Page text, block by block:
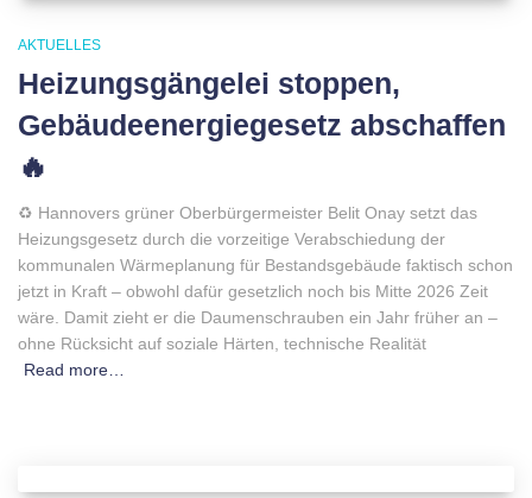
AKTUELLES
Heizungsgängelei stoppen,
Gebäudeenergiegesetz abschaffen
🔥
♻️ Hannovers grüner Oberbürgermeister Belit Onay setzt das
Heizungsgesetz durch die vorzeitige Verabschiedung der
kommunalen Wärmeplanung für Bestandsgebäude faktisch schon
jetzt in Kraft – obwohl dafür gesetzlich noch bis Mitte 2026 Zeit
wäre. Damit zieht er die Daumenschrauben ein Jahr früher an –
ohne Rücksicht auf soziale Härten, technische Realität
Read more…